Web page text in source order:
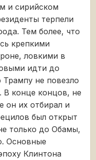
и сирийском
терпели
Тем более, что
крепкими
ловкими в
идти до
не повезло
В конце концов, не
он их отбирал и
был открыт
только до Обамы,
Основные
Клинтона